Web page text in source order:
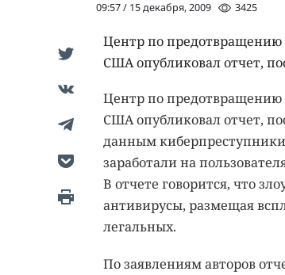
09:57 / 15 декабря, 2009 3425
Центр по предотвращению
США опубликовал отчет,
Центр по предотвращению
США опубликовал отчет,
данным
заработали на
В отчете говорится, что
антивирусы, размещая
легальных.
По заявлениям авторов